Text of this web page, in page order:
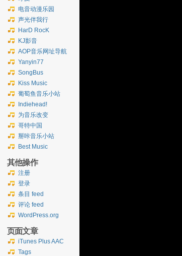
电音动漫乐园
声光伴我行
HarD RocK
KJ影音
AOP音乐网址导航
Yanyin77
SongBus
Kiss Music
葡萄鱼音乐小站
Indiehead!
为音乐改变
哥特中国
掰咔音乐小站
Best Music
其他操作
注册
登录
条目 feed
评论 feed
WordPress.org
页面文章
iTunes Plus AAC
Tags